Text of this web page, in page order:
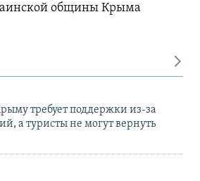
общины Крыма
требует поддержки из-за
а туристы не могут вернуть